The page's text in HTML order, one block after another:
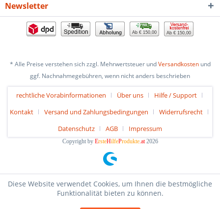
Newsletter
Ab € 150,00 Ab € 150,00
* Alle Preise verstehen sich zzgl. Mehrwertsteuer undVersandkostenund
ggf. Nachnahmegebühren, wenn nicht anders beschrieben
rechtliche Vorabinformationen Über uns
Hilfe / Support
Kontakt
Versand und Zahlungsbedingungen
Widerrufsrecht
Datenschutz
AGB Impressum
Copyright by ErsteHilfeProdukte.at2026
Diese Website verwendet Cookies, um Ihnen die bestmögliche
Funktionalität bieten zu können.